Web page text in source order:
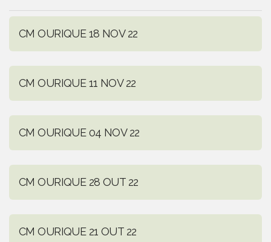
CM OURIQUE 18 NOV 22
CM OURIQUE 11 NOV 22
CM OURIQUE 04 NOV 22
CM OURIQUE 28 OUT 22
CM OURIQUE 21 OUT 22